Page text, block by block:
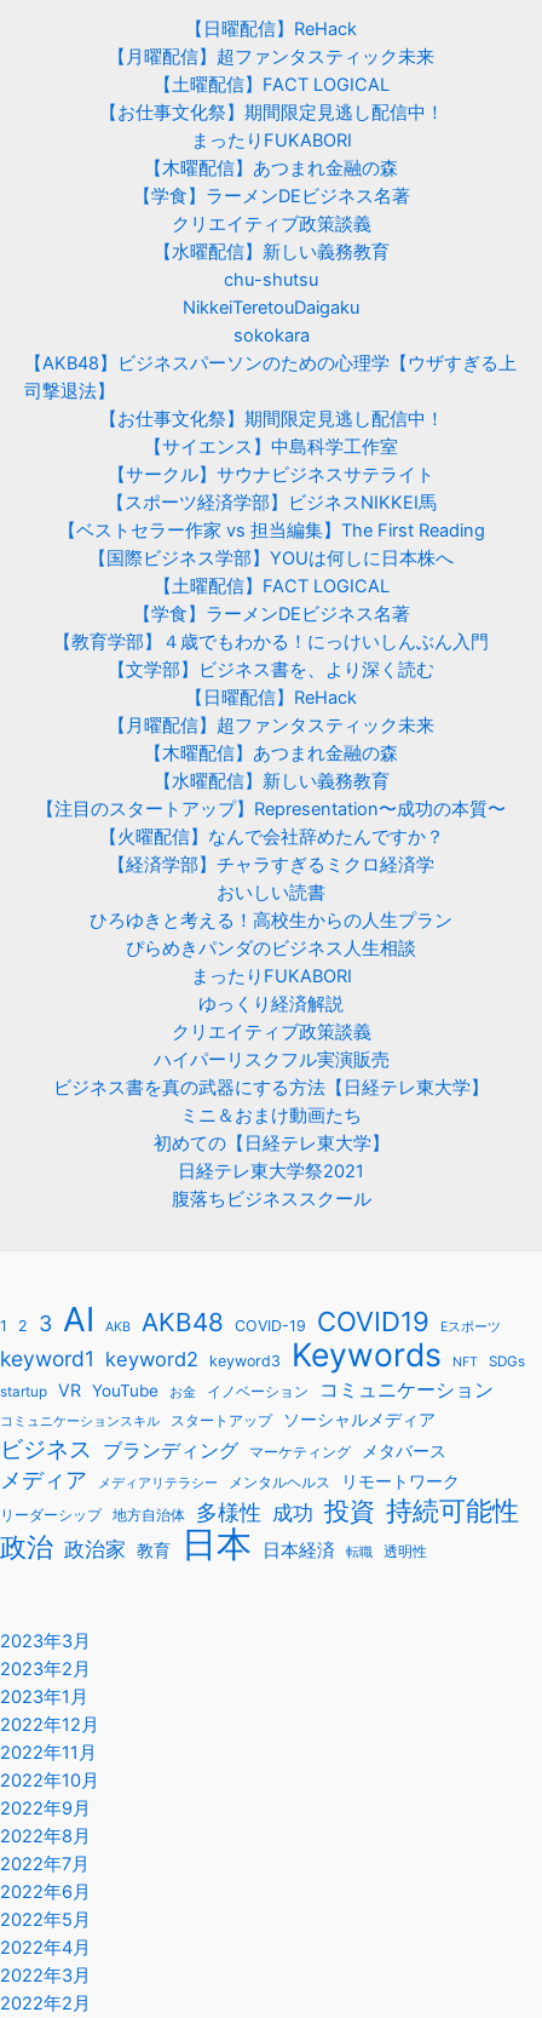
【日曜配信】ReHack
【月曜配信】超ファンタスティック未来
【土曜配信】FACT LOGICAL
【お仕事文化祭】期間限定見逃し配信中！
まったりFUKABORI
【木曜配信】あつまれ金融の森
【学食】ラーメンDEビジネス名著
クリエイティブ政策談義
【水曜配信】新しい義務教育
chu-shutsu
NikkeiTeretouDaigaku
sokokara
【AKB48】ビジネスパーソンのための心理学【ウザすぎる上
司撃退法】
【お仕事文化祭】期間限定見逃し配信中！
【サイエンス】中島科学工作室
【サークル】サウナビジネスサテライト
【スポーツ経済学部】ビジネスNIKKEI馬
【ベストセラー作家 vs 担当編集】The First Reading
【国際ビジネス学部】YOUは何しに日本株へ
【土曜配信】FACT LOGICAL
【学食】ラーメンDEビジネス名著
【教育学部】４歳でもわかる！にっけいしんぶん入門
【文学部】ビジネス書を、より深く読む
【日曜配信】ReHack
【月曜配信】超ファンタスティック未来
【木曜配信】あつまれ金融の森
【水曜配信】新しい義務教育
【注目のスタートアップ】Representation〜成功の本質〜
【火曜配信】なんで会社辞めたんですか？
【経済学部】チャラすぎるミクロ経済学
おいしい読書
ひろゆきと考える！高校生からの人生プラン
ぴらめきパンダのビジネス人生相談
まったりFUKABORI
ゆっくり経済解説
クリエイティブ政策談義
ハイパーリスクフル実演販売
ビジネス書を真の武器にする方法【日経テレ東大学】
ミニ＆おまけ動画たち
初めての【日経テレ東大学】
日経テレ東大学祭2021
腹落ちビジネススクール
1 2 3 AI AKB AKB48 COVID-19 COVID19 Eスポーツ
keyword1 keyword2 keyword3 Keywords NFT
SDGs
startup
VR YouTube お金 イノベーション コミュニケーション
コミュニケーションスキル スタートアップ ソーシャルメディア
ビジネス ブランディング マーケティング メタバース
メディア メディアリテラシー メンタルヘルス リモートワーク
リーダーシップ 地方自治体 多様性 成功 投資 持続可能性
政治 政治家 教育 日本 日本経済 転職 透明性
2023年3月
2023年2月
2023年1月
2022年12月
2022年11月
2022年10月
2022年9月
2022年8月
2022年7月
2022年6月
2022年5月
2022年4月
2022年3月
2022年2月